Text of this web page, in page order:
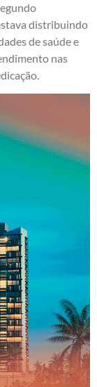
distribuindo
de saúde e
nas